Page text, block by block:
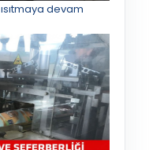
devam